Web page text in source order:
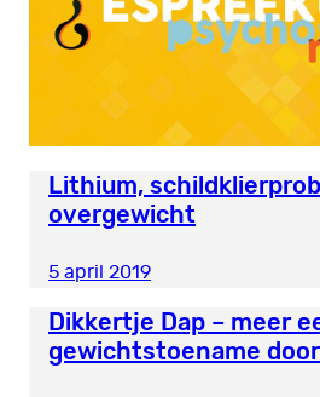
Lithium,
overgewicht
5 april 2019
Dikkertje Dap – meer
gewichtstoename